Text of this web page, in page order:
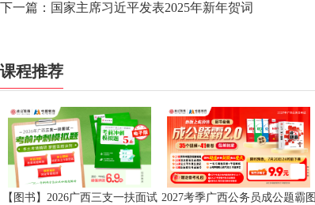
下一篇： 国家主席习近平发表2025年新年贺词
课程推荐
【图书】2026广西三支一扶面试 2027考季广西公务员成公题霸图